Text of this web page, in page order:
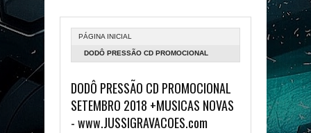
PÁGINA INICIAL
DODÔ PRESSÃO CD PROMOCIONAL
WWW.JUSSIGRAVACOES.COM
DODÔ PRESSÃO CD PROMOCIONAL
SETEMBRO 2018 +MUSICAS NOVAS
- www.JUSSIGRAVACOES.com